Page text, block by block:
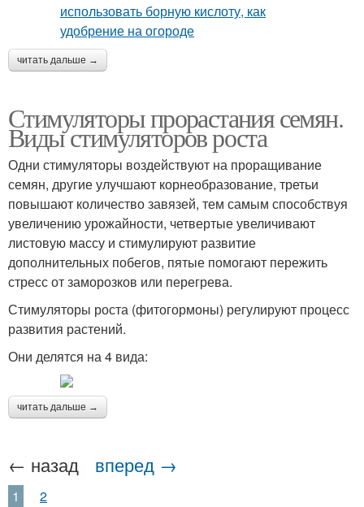
читать дальше →
Стимуляторы прорастания семян.
Виды стимуляторов роста
Одни стимуляторы воздействуют на проращивание
семян, другие улучшают корнеобразование, третьи
повышают количество завязей, тем самым способствуя
увеличению урожайности, четвертые увеличивают
листовую массу и стимулируют развитие
дополнительных побегов, пятые помогают пережить
стресс от заморозков или перегрева.
Стимуляторы роста (фитогормоны) регулируют процесс
развития растений.
Они делятся на 4 вида:
читать дальше →
← назад вперед →
1 2